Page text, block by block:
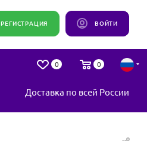
ВОЙТИ
РЕГИСТРАЦИЯ
0 0
Доставка по всей России